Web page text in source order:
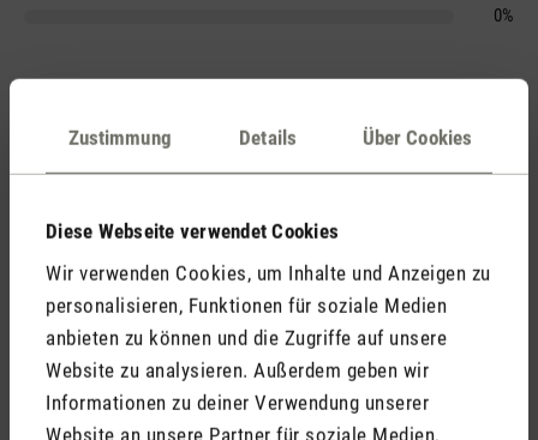
Zustimmung Details Über Cookies
Diese Webseite verwendet Cookies
Wir verwenden Cookies, um Inhalte und Anzeigen zu
personalisieren, Funktionen für soziale Medien
anbieten zu können und die Zugriffe auf unsere
Website zu analysieren. Außerdem geben wir
Informationen zu deiner Verwendung unserer
Website an unsere Partner für soziale Medien,
0%
Kommentare (0)
Keine Bewertungen gefunden. Gehe voran und teile
Deine Erkenntnisse mit anderen.
Jetzt Produkt bewerten